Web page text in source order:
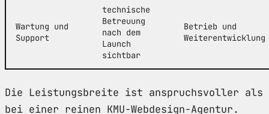
Wartung und
Support
technische
Betreuung
nach dem
Launch
sichtbar
Betrieb und
Weiterentwicklung
Die Leistungsbreite ist anspruchsvoller als
bei einer reinen KMU-Webdesign-Agentur.